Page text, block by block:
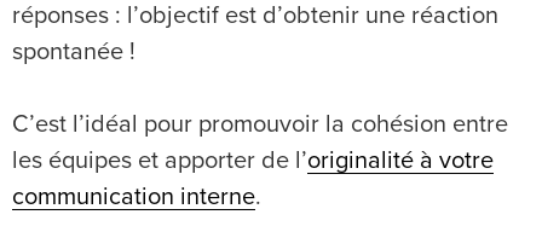
réponses : l’objectif est d’obtenir une réaction
spontanée !
C’est l’idéal pour promouvoir la cohésion entre
les équipes et apporter de l’originalité à votre
communication interne.